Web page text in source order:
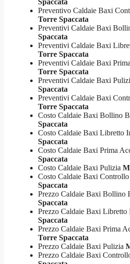
Preventivo Caldaie Baxi
Torre Spaccata
Preventivi Caldaie Baxi
Spaccata
Preventivi Caldaie Baxi
Torre Spaccata
Preventivi Caldaie Baxi
Torre Spaccata
Preventivi Caldaie Baxi
Spaccata
Preventivi Caldaie Baxi
Torre Spaccata
Costo Caldaie Baxi Bollino
Spaccata
Costo Caldaie Baxi Libretto
Spaccata
Costo Caldaie Baxi Prima
Spaccata
Costo Caldaie Baxi Pulizia
Costo Caldaie Baxi
Spaccata
Prezzo Caldaie Baxi Bollino
Spaccata
Prezzo Caldaie Baxi Libretto
Spaccata
Prezzo Caldaie Baxi Prima
Torre Spaccata
Prezzo Caldaie Baxi Pulizia
Prezzo Caldaie Baxi